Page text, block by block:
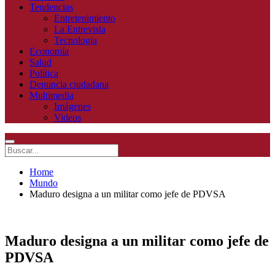
Tendencias
Entretenimiento
La Entrevista
Tecnologia
Economía
Salud
Política
Denuncia ciudadana
Multimedia
Imágenes
Videos
Home
Mundo
Maduro designa a un militar como jefe de PDVSA
Maduro designa a un militar como jefe de
PDVSA